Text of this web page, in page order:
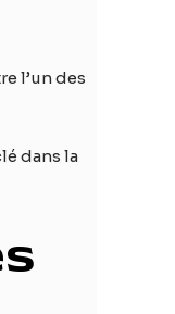
l’un des
dans la